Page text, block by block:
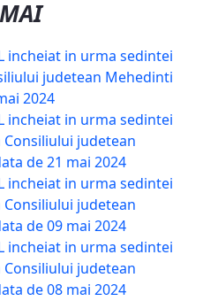
MAI
incheiat in urma sedintei
judetean Mehedinti
2024
incheiat in urma sedintei
judetean
de 21 mai 2024
incheiat in urma sedintei
judetean
de 09 mai 2024
incheiat in urma sedintei
judetean
de 08 mai 2024